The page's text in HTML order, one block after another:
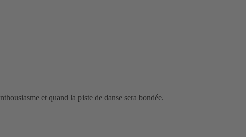
et quand la piste de danse sera bondée.